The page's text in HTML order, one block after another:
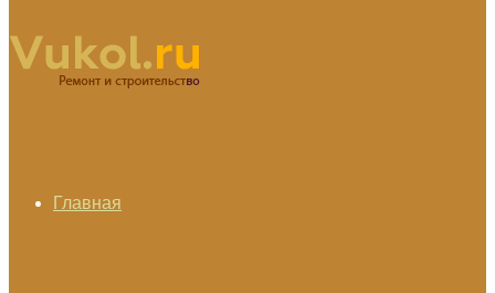
Главная